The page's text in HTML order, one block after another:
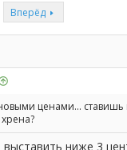
Вперёд
ценами...
ниже 3